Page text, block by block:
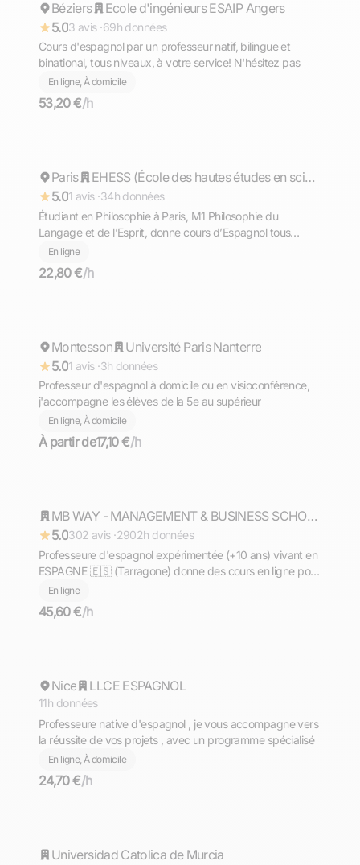
Répond rapidement
Béziers
Ecole d'ingénieurs ESAIP Angers
5.03 avis ·69h données
Cours d'espagnol par un professeur natif, bilingue et
binational, tous niveaux, à votre service! N'hésitez pas
En ligne, À domicile
53,20 €/h
Répond rapidement
Paris
EHESS (École des hautes études en sciences sociales)
5.01 avis ·34h données
Étudiant en Philosophie à Paris, M1 Philosophie du
Langage et de l’Esprit, donne cours d’Espagnol tous
niveaux, en présentiel et en ligne
En ligne
22,80 €/h
Répond rapidement
Montesson
Université Paris Nanterre
5.01 avis ·3h données
Professeur d'espagnol à domicile ou en visioconférence,
j'accompagne les élèves de la 5e au supérieur
En ligne, À domicile
À partir de17,10 €/h
Répond rapidement
MB WAY - MANAGEMENT & BUSINESS SCHOOL - Mention Bien
5.0302 avis ·2902h données
Professeure d'espagnol expérimentée (+10 ans) vivant en
ESPAGNE 🇪🇸 (Tarragone) donne des cours en ligne pour
tous les niveaux !
En ligne
45,60 €/h
Répond rapidement
Nice LLCE ESPAGNOL
11h données
Professeure native d'espagnol , je vous accompagne vers
la réussite de vos projets , avec un programme spécialisé
En ligne, À domicile
24,70 €/h
Répond rapidement
Universidad Catolica de Murcia